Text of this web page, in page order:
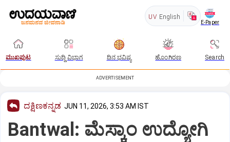
UV English
E-Paper
ಮುಖಪುಟ ಸುದ್ದಿ ವಿಭಾಗ ದಿನ ಭವಿಷ್ಯ ಹೊಂಗಿರಣ Search
ADVERTISEMENT
ದಕ್ಷಿಣಕನ್ನಡ JUN 11, 2026, 3:53 AM IST
Bantwal: ಮೆಸ್ಕಾಂ ಉದ್ಯೋಗಿ